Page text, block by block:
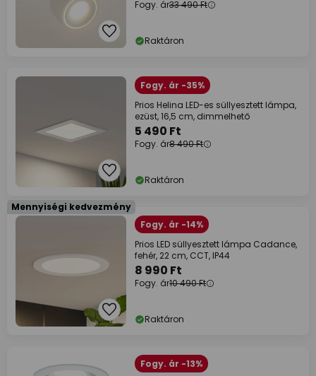
Fogy. ár33 490 Ft
Raktáron
Fogy. ár -35%
Prios Helina LED-es süllyesztett lámpa,
ezüst, 16,5 cm, dimmelhető
5 490 Ft
Fogy. ár8 490 Ft
Raktáron
Mennyiségi kedvezmény
Fogy. ár -14%
Prios LED süllyesztett lámpa Cadance,
fehér, 22 cm, CCT, IP44
8 990 Ft
Fogy. ár10 490 Ft
Raktáron
Fogy. ár -13%